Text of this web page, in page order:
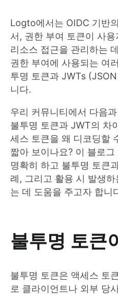
Logto에서는 OIDC 기반
서, 권한 부여 토큰이 사
리소스 접근을 관리하는
권한 부여에 사용되는 여
투명 토큰과 JWTs
니다.
우리 커뮤니티에서 다음
불투명 토큰과 JWT의 차
세스 토큰을 왜 디코딩할
짧아 보이나요? 이 블로
명확히 하고 불투명 토큰
례, 그리고 활용 시 발생
는 데 도움을 주고자 합니
불투명 토큰
불투명 토큰은 액세스 토
로 클라이언트나 외부 당